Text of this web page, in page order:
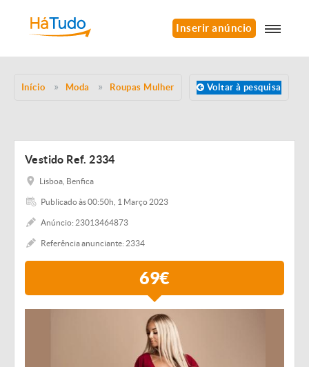
Inserir anúncio
Início Moda Roupas Mulher Voltar à pesquisa
Vestido Ref. 2334
Lisboa, Benfica
Publicado às 00:50h, 1 Março 2023
Anúncio: 23013464873
Referência anunciante: 2334
69€